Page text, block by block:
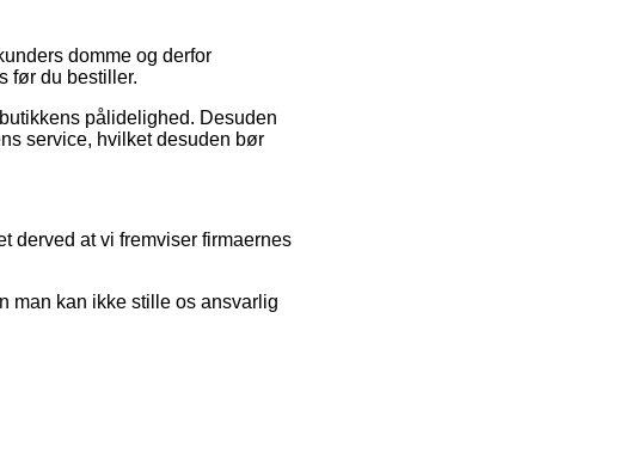
domme og derfor
før du bestiller.
pålidelighed. Desuden
service, hvilket desuden bør
derved at vi fremviser firmaernes
man kan ikke stille os ansvarlig